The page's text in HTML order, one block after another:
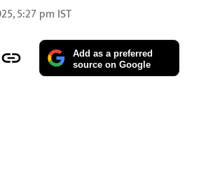
5:27 pm IST
Add as a preferred
source on Google